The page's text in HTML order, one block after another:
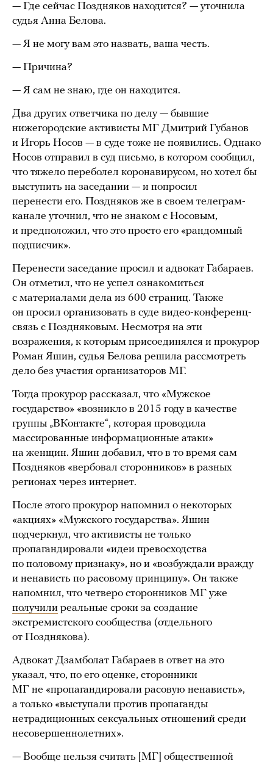
— Где сейчас Поздняков находится? — уточнила
судья Анна Белова.
— Я не могу вам это назвать, ваша честь.
— Причина?
— Я сам не знаю, где он находится.
Два других ответчика по делу — бывшие
нижегородские активисты МГ Дмитрий Губанов
и Игорь Носов — в суде тоже не появились. Однако
Носов отправил в суд письмо, в котором сообщил,
что тяжело переболел коронавирусом, но хотел бы
выступить на заседании — и попросил
перенести его. Поздняков же в своем телеграм-
канале уточнил, что не знаком с Носовым,
и предположил, что это просто его «рандомный
подписчик».
Перенести заседание просил и адвокат Габараев.
Он отметил, что не успел ознакомиться
с материалами дела из 600 страниц. Также
он просил организовать в суде видео-конференц-
связь с Поздняковым. Несмотря на эти
возражения, к которым присоединялся и прокурор
Роман Яшин, судья Белова решила рассмотреть
дело без участия организаторов МГ.
Тогда прокурор рассказал, что «Мужское
государство» «возникло в 2015 году в качестве
группы „ВКонтакте“, которая проводила
массированные информационные атаки»
на женщин. Яшин добавил, что в то время сам
Поздняков «вербовал сторонников» в разных
регионах через интернет.
После этого прокурор напомнил о некоторых
«акциях» «Мужского государства». Яшин
подчеркнул, что активисты не только
пропагандировали «идеи превосходства
по половому признаку», но и «возбуждали вражду
и ненависть по расовому принципу». Он также
напомнил, что четверо сторонников МГ уже
получили реальные сроки за создание
экстремистского сообщества (отдельного
от Позднякова).
Адвокат Дзамболат Габараев в ответ на это
указал, что, по его оценке, сторонники
МГ не «пропагандировали расовую ненависть»,
а только «выступали против пропаганды
нетрадиционных сексуальных отношений среди
несовершеннолетних».
— Вообще нельзя считать [МГ] общественной